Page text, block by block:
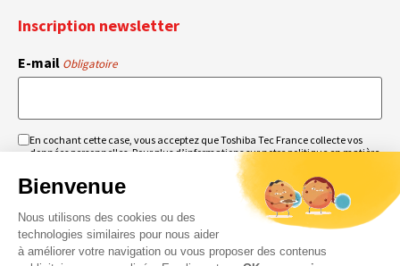
Inscription newsletter
E-mail Obligatoire
RGPD
En cochant cette case, vous acceptez que Toshiba Tec France collecte vos
données personnelles. Pour plus d’informations sur notre politique en matière
Obligatoire
Bienvenue
Nous utilisons des cookies ou des
technologies similaires pour nous aider
à améliorer votre navigation ou vous proposer des contenus